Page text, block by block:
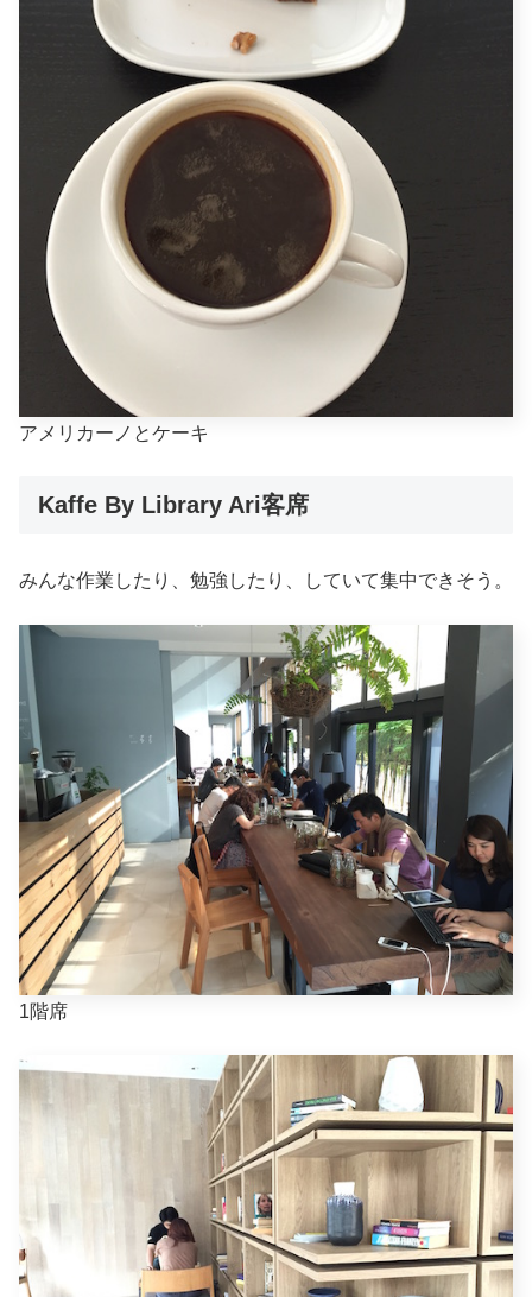
アメリカーノとケーキ
Kaffe By Library Ari客席
みんな作業したり、勉強したり、していて集中できそう。
1階席